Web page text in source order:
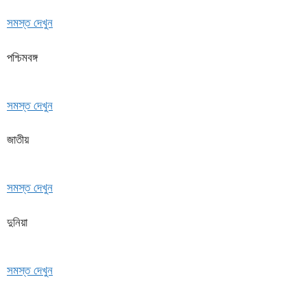
সমস্ত দেখুন
পশ্চিমবঙ্গ
সমস্ত দেখুন
জাতীয়
সমস্ত দেখুন
দুনিয়া
সমস্ত দেখুন